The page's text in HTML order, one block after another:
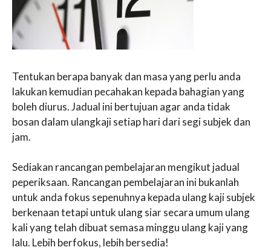
Tentukan berapa banyak dan masa yang perlu anda
lakukan kemudian pecahakan kepada bahagian yang
boleh diurus. Jadual ini bertujuan agar anda tidak
bosan dalam ulangkaji setiap hari dari segi subjek dan
jam.
Sediakan rancangan pembelajaran mengikut jadual
peperiksaan. Rancangan pembelajaran ini bukanlah
untuk anda fokus sepenuhnya kepada ulang kaji subjek
berkenaan tetapi untuk ulang siar secara umum ulang
kali yang telah dibuat semasa minggu ulang kaji yang
lalu. Lebih berfokus, lebih bersedia!